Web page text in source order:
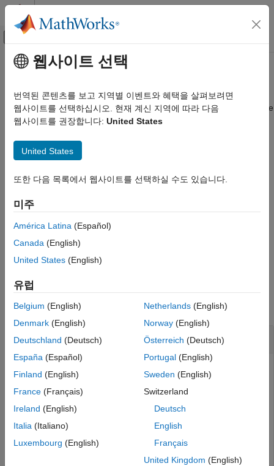
콘텐츠로 바로 가기
오프캔버스 탐색 메뉴 토글
문서 홈
Control Systems
C2000 Microcontroller Blockset
Analog System
C2000 Microcontroller Blockset
Blockset
c2000setup
ON THIS PAGE
Syntax
Examples
Version History
주요 콘텐츠
c2000setup
LaunchC2000Microcontroller Blocksethardware setup interface
Since R2023a
Syntax
Description
c2000setup
Blocksethardware.
example
Examples
collapse all
Use the c2000setup Function
opens the Hardware Setup wizard.
c2000setup
웹사이트 선택
번역된 콘텐츠를 보고 지역별 이벤트와 혜택을 살펴보려면
웹사이트를 선택하십시오. 현재 계신 지역에 따라 다음
웹사이트를 권장합니다: United States
United States
또한 다음 목록에서 웹사이트를 선택하실 수도 있습니다.
미주
América Latina (Español)
Canada (English)
United States (English)
유럽
Belgium (English)
Denmark (English)
Deutschland (Deutsch)
España (Español)
Finland (English)
France (Français)
Ireland (English)
Italia (Italiano)
Luxembourg (English)
Netherlands(English)
Norway(English)
Österreich (Deutsch)
Portugal(English)
Sweden (English)
Switzerland
Deutsch
English
Français
United Kingdom (English)